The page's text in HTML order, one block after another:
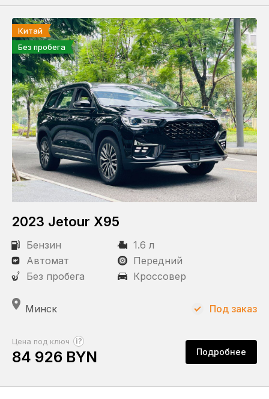
Китай
Без пробега
2023 Jetour X95
Бензин
1.6 л
Автомат
Передний
Без пробега
Кроссовер
Минск
Цена под ключ ?
84 926 BYN Подробнее
Под заказ